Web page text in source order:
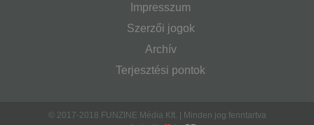
Impresszum
Szerzői jogok
Archív
Terjesztési pontok
© 2017-2018 FUNZINE Média Kft. | Minden jog fenntartva